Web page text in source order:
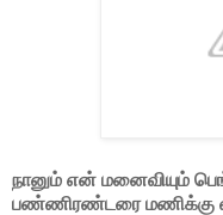
நானும் என் மனைவியும்
பண்ணிரண்டரை மணிக்கு